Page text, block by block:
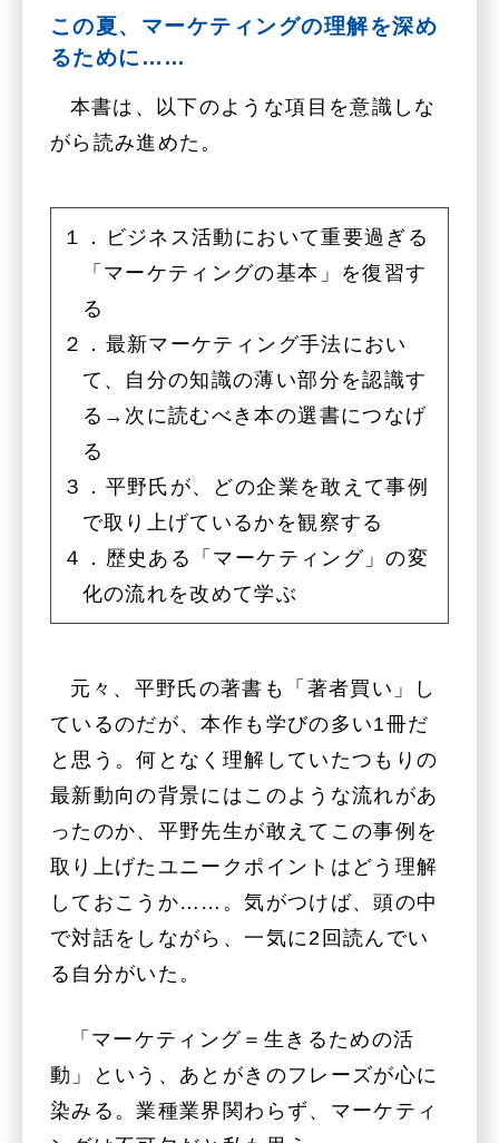
この夏、マーケティングの理解を深め
るために……
本書は、以下のような項目を意識しな
がら読み進めた。
１．ビジネス活動において重要過ぎる
「マーケティングの基本」を復習す
る
２．最新マーケティング手法におい
て、自分の知識の薄い部分を認識す
る→次に読むべき本の選書につなげ
る
３．平野氏が、どの企業を敢えて事例
で取り上げているかを観察する
４．歴史ある「マーケティング」の変
化の流れを改めて学ぶ
元々、平野氏の著書も「著者買い」し
ているのだが、本作も学びの多い1冊だ
と思う。何となく理解していたつもりの
最新動向の背景にはこのような流れがあ
ったのか、平野先生が敢えてこの事例を
取り上げたユニークポイントはどう理解
しておこうか……。気がつけば、頭の中
で対話をしながら、一気に2回読んでい
る自分がいた。
「マーケティング＝生きるための活
動」という、あとがきのフレーズが心に
染みる。業種業界関わらず、マーケティ